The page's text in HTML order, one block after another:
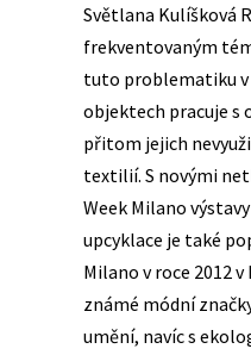
Světlana Kulíšková
frekventovaným
tuto problematiku v
objektech pracuje s
přitom jejich
textilií. S novými
Week Milano
upcyklace je také
Milano v roce 2012
známé módní
umění, navíc s